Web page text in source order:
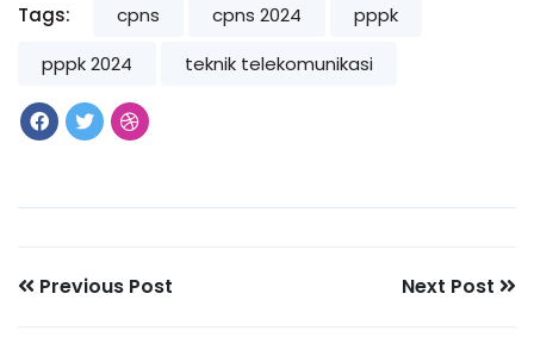
Tags: cpns cpns 2024
pppk
pppk 2024
teknik telekomunikasi
Previous Post Next Post